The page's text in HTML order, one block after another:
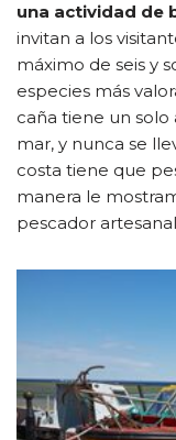
una actividad de
invitan a los
máximo de seis y
especies más
caña tiene un solo
mar, y nunca se
costa tiene que
manera le
pescador